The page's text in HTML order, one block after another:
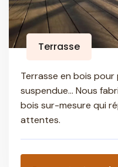
Terrasse
Terrasse en bois
suspendue… Nous
bois sur-mesure qui
attentes.